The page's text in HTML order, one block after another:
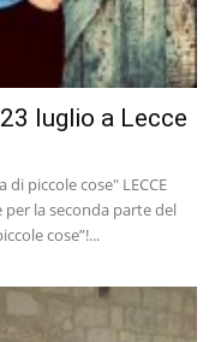
luglio a Lecce
piccole cose" LECCE
la seconda parte del
cose”!...